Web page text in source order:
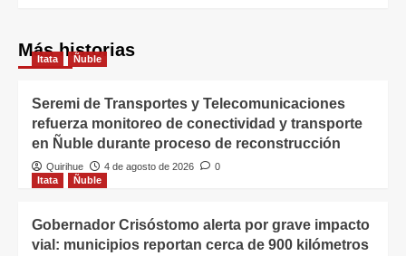
Más historias
Itata Ñuble
Seremi de Transportes y Telecomunicaciones
refuerza monitoreo de conectividad y transporte
en Ñuble durante proceso de reconstrucción
Quirihue 4 de agosto de 2026
0
Itata
Ñuble
Gobernador Crisóstomo alerta por grave impacto
vial: municipios reportan cerca de 900 kilómetros